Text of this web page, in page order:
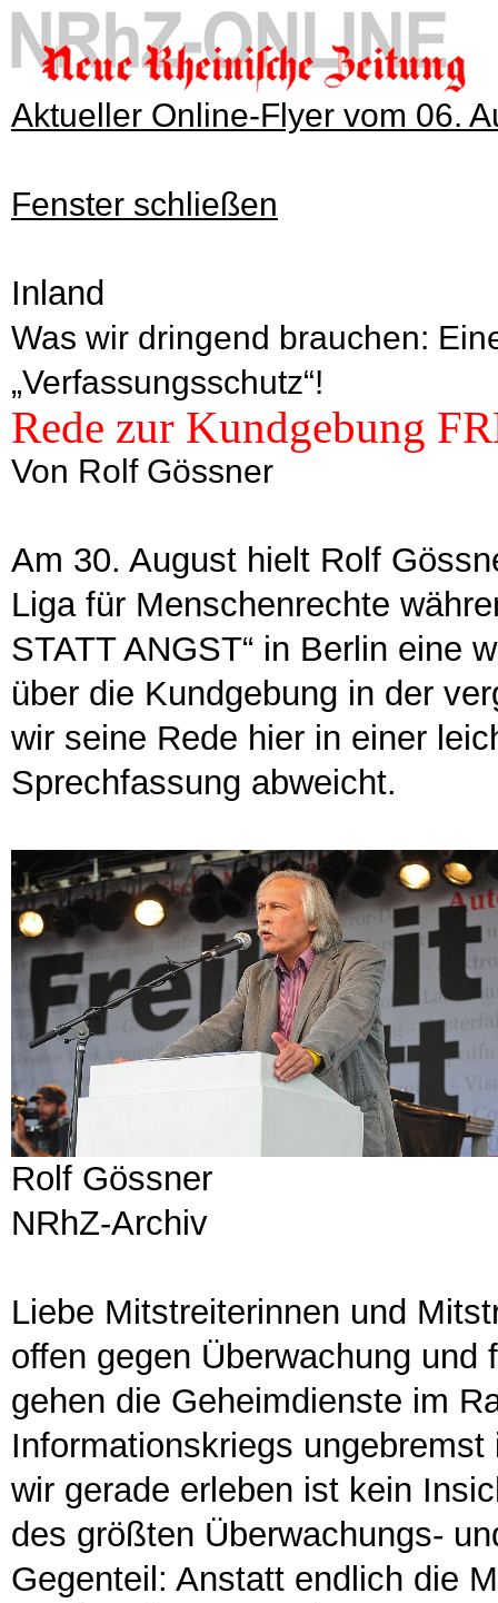
Aktueller Online-Flyer vom 06.
Fenster schließen
Inland
Was wir dringend brauchen:
„Verfassungsschutz“!
Rede zur Kundgebung
Von Rolf Gössner
Am 30. August hielt Rolf
Liga für Menschenrechte
STATT ANGST“ in Berlin eine
über die Kundgebung in der
wir seine Rede hier in einer
Sprechfassung abweicht.
Rolf Gössner
NRhZ-Archiv
Liebe Mitstreiterinnen und
offen gegen Überwachung
gehen die Geheimdienste im
Informationskriegs
wir gerade erleben ist kein
des größten Überwachungs-
Gegenteil: Anstatt endlich die